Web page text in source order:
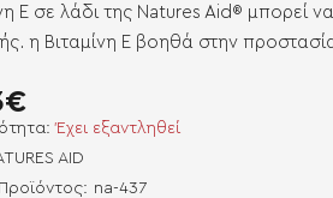
Ε σε λάδι της Natures Aid® μπορεί
η Βιταμίνη E βοηθά στην
Έχει εξαντληθεί
AID
na-437